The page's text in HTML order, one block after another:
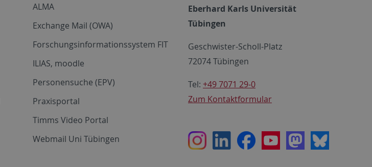
ALMA
Exchange Mail (OWA)
Forschungsinformationssystem FIT
ILIAS, moodle
Personensuche (EPV)
Praxisportal
Timms Video Portal
Webmail Uni Tübingen
Eberhard Karls Universität
Tübingen
Geschwister-Scholl-Platz
72074 Tübingen
Tel: +49 7071 29-0
Zum Kontaktformular
InstagramLinkedInFacebookYoutubeMastodon
Bluesky